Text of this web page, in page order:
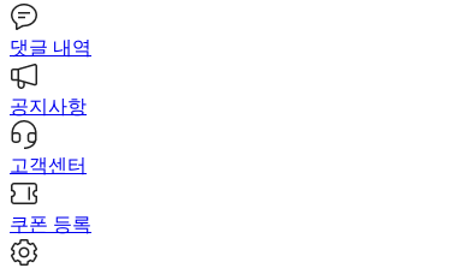
댓글 내역
공지사항
고객센터
쿠폰 등록